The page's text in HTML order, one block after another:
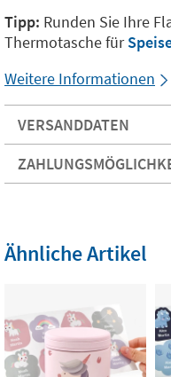
Tipp: Runden Sie Ihre
Thermotasche für
Weitere Informationen
VERSANDDATEN
Ähnliche Artikel